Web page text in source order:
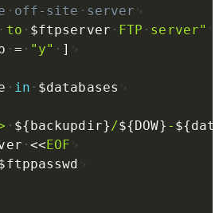
off-site
server
to $ftpserver FTP
server"
= "y"
]
in
$databases
${backupdir}/${DOW} -
<<EOF